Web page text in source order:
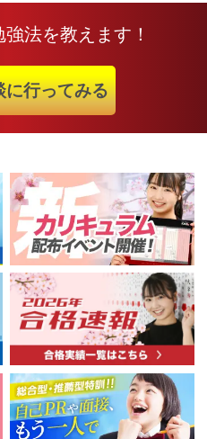
法を教えます！
に行ってみる